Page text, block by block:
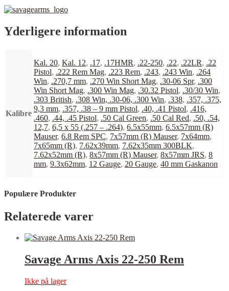
Yderligere information
Kalibre
Kal. 20, Kal. 12, .17, .17HMR, .22-250, .22, .22LR, .22
Pistol, .222 Rem Mag, .223 Rem, .243, .243 Win, .264
Win, .270,7 mm, .270 Win Short Mag, .30-06 Spr, .300
Win Short Mag, .300 Win Mag, .30.32 Pistol, .30/30 Win,
.303 British, .308 Win, .30-06, .300 Win, .338, .357, .375,
9,3 mm, .357, .38 – 9 mm Pistol, .40, .41 Pistol, .416,
.460, .44, .45 Pistol, .50 Cal Green, .50 Cal Red, .50, .54,
12,7, 6,5 x 55 (.257 – .264), 6.5x55mm, 6.5x57mm (R)
Mauser, 6.8 Rem SPC, 7x57mm (R) Mauser, 7x64mm,
7x65mm (R), 7.62x39mm, 7.62x35mm 300BLK,
7.62x52mm (R), 8x57mm (R) Mauser, 8x57mm JRS, 8
mm, 9.3x62mm, 12 Gauge, 20 Gauge, 40 mm Gaskanon
Populære Produkter
Relaterede varer
Savage Arms Axis 22-250 Rem
Ikke på lager